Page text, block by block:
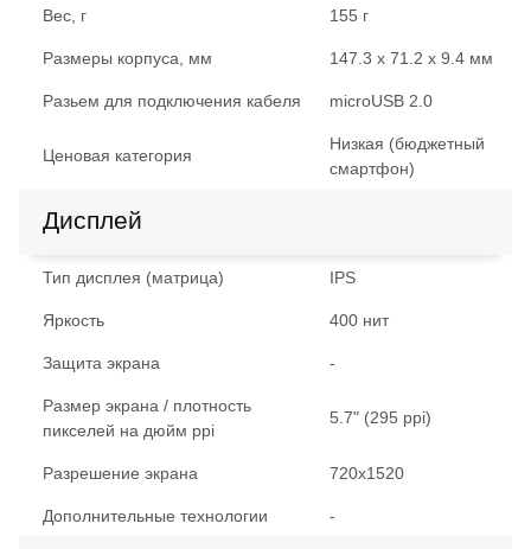
Вес, г 155 г
Размеры корпуса, мм 147.3 x 71.2 x 9.4 мм
Разьем для подключения кабеля microUSB 2.0
Ценовая категория
Низкая (бюджетный
смартфон)
Дисплей
Тип дисплея (матрица) IPS
Яркость 400 нит
Защита экрана -
Размер экрана / плотность
пикселей на дюйм ppi
5.7" (295 ppi)
Разрешение экрана 720x1520
Дополнительные технологии -